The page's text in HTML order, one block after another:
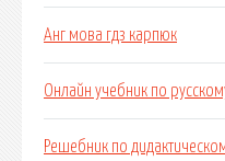
Анг мова гдз карпюк
Онлайн учебник по
Решебник по